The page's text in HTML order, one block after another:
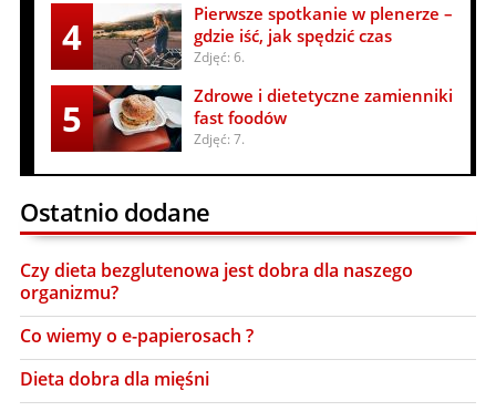
4
Pierwsze spotkanie w plenerze –
gdzie iść, jak spędzić czas
Zdjęć: 6.
5
Zdrowe i dietetyczne zamienniki
fast foodów
Zdjęć: 7.
Ostatnio dodane
Czy dieta bezglutenowa jest dobra dla naszego
organizmu?
Co wiemy o e-papierosach ?
Dieta dobra dla mięśni